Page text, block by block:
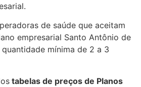
de saúde que aceitam
empresarial Santo Antônio de
mínima de 2 a 3
tabelas de preços de Planos